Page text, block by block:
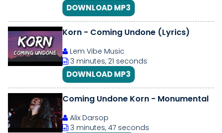
DOWNLOAD MP3
Korn - Coming Undone (Lyrics)
Lem Vibe Music
3 minutes, 21 seconds
DOWNLOAD MP3
Coming Undone Korn - Monumental
Alix Darsop
3 minutes, 47 seconds